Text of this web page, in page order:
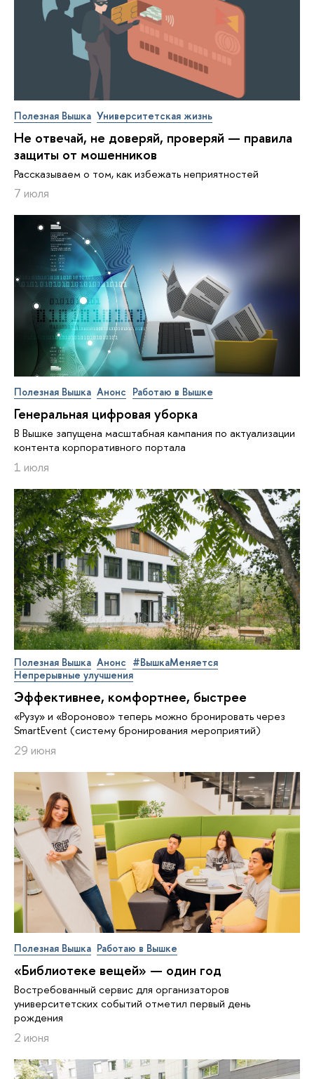
Полезная Вышка Университетская жизнь
Не отвечай, не доверяй, проверяй — правила
защиты от мошенников
Рассказываем о том, как избежать неприятностей
7 июля
Полезная Вышка Анонс Работаю в Вышке
Генеральная цифровая уборка
В Вышке запущена масштабная кампания по актуализации
контента корпоративного портала
1 июля
Полезная Вышка Анонс #ВышкаМеняется
Непрерывные улучшения
Эффективнее, комфортнее, быстрее
«Рузу» и «Вороново» теперь можно бронировать через
SmartEvent (систему бронирования мероприятий)
29 июня
Полезная Вышка Работаю в Вышке
«Библиотеке вещей» — один год
Востребованный сервис для организаторов
университетских событий отметил первый день
рождения
2 июня